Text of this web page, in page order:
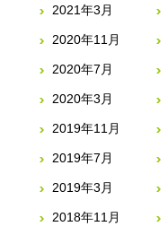
2021年3月
2020年11月
2020年7月
2020年3月
2019年11月
2019年7月
2019年3月
2018年11月